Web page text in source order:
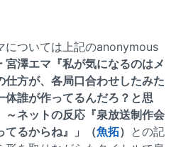
については上記のanonymous
宮澤エマ『私が気になるのはメ
仕方が、各局口合わせしたみた
体誰が作ってるんだろ？と思
ネットの反応『泉放送制作会
てるからね』」（魚拓） との記